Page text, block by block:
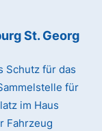
St. Georg
Schutz für das
für
im Haus
Fahrzeug